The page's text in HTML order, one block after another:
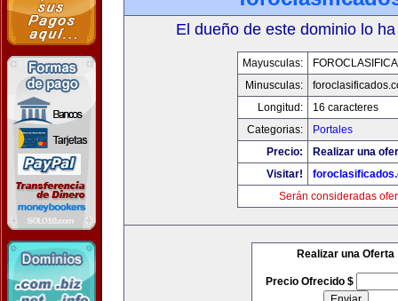
El dueño de este dominio lo
Mayusculas:
Minusculas:
Longitud:
16 caracteres
Categorias:
Portales
Precio:
Realizar una
Visitar!
Serán consideradas
Realizar una Oferta
Precio Ofrecido $